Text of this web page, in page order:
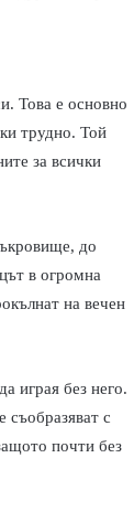
Това е основно
трудно. Той
за всички
до
в огромна
на вечен
играя без него.
съобразяват с
почти без